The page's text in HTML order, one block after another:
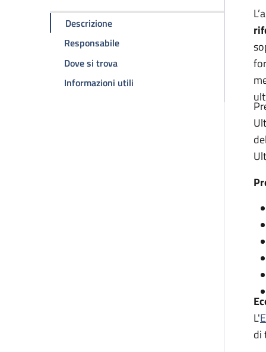
Descrizionedella pagina Ambulatorio di
Responsabiledella pagina Ambulatorio di
Dove si trovadella pagina Ambulatorio di
Informazioni utili della pagina Ambulatorio di
L'
di